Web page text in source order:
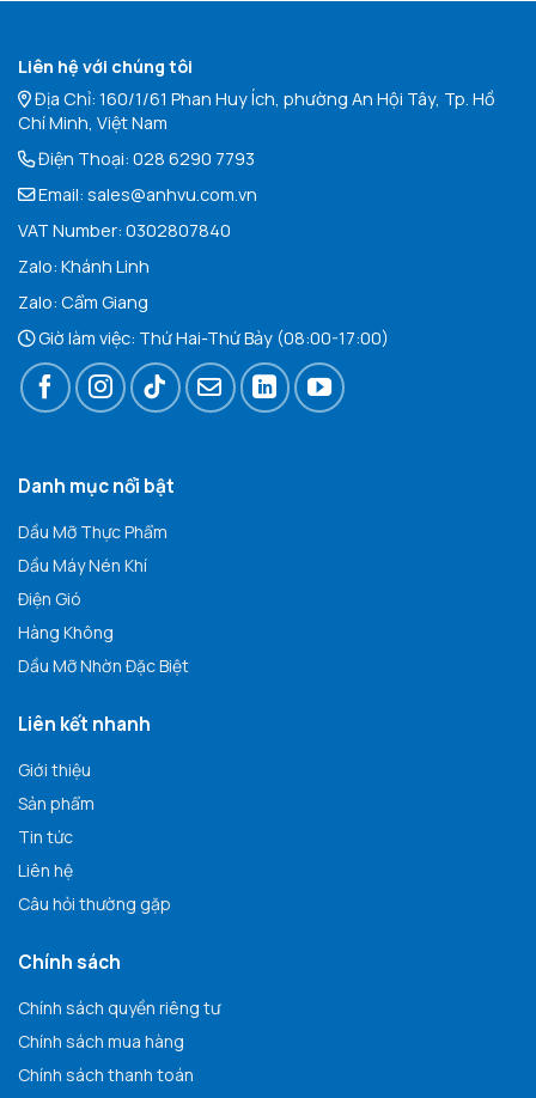
Liên hệ với chúng tôi
Địa Chỉ: 160/1/61 Phan Huy Ích, phường An Hội Tây, Tp. Hồ
Chí Minh, Việt Nam
Điện Thoại: 028 6290 7793
Email: sales@anhvu.com.vn
VAT Number: 0302807840
Zalo: Khánh Linh
Zalo: Cẩm Giang
Giờ làm việc: Thứ Hai-Thứ Bảy (08:00-17:00)
Danh mục nổi bật
Dầu Mỡ Thực Phẩm
Dầu Máy Nén Khí
Điện Gió
Hàng Không
Dầu Mỡ Nhờn Đặc Biệt
Liên kết nhanh
Giới thiệu
Sản phẩm
Tin tức
Liên hệ
Câu hỏi thường gặp
Chính sách
Chính sách quyền riêng tư
Chính sách mua hàng
Chính sách thanh toán